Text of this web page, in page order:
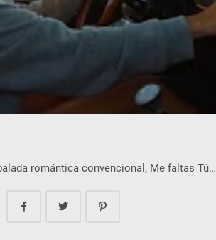
romántica convencional, Me faltas Tú…